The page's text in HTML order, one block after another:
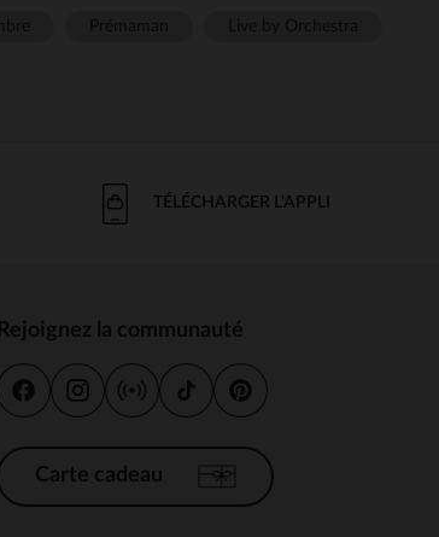
TÉLÉCHARGER L'APPLI
Rejoignez la communauté
Carte cadeau